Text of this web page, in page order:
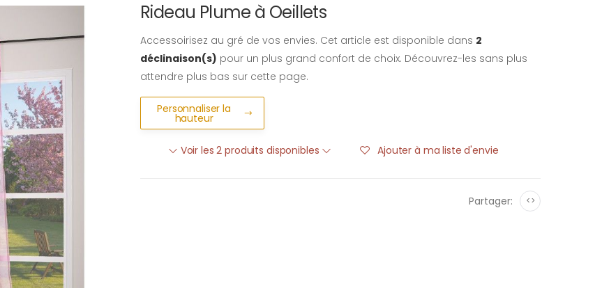
Rideau Plume à Oeillets
Accessoirisez au gré de vos envies. Cet article est disponible dans 2
déclinaison(s) pour un plus grand confort de choix. Découvrez-les sans plus
attendre plus bas sur cette page.
Personnaliser la
hauteur
Voir les 2 produits disponibles Ajouter à ma liste d'envie
Partager: <>